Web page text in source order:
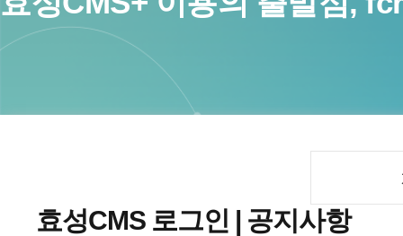
효성CMS 로그인 | 공지사항